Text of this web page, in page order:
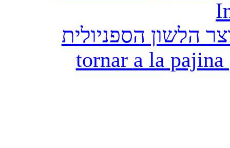
הלשון הספניולית
tornar a la